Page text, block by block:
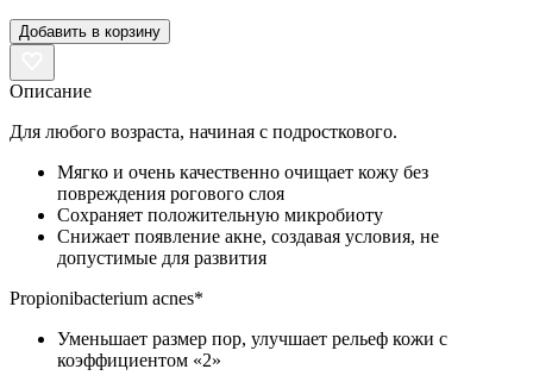
Добавить в корзину
Описание
Для любого возраста, начиная с подросткового.
Мягко и очень качественно очищает кожу без
повреждения рогового слоя
Сохраняет положительную микробиоту
Снижает появление акне, создавая условия, не
допустимые для развития
Propionibacterium acnes*
Уменьшает размер пор, улучшает рельеф кожи с
коэффициентом «2»